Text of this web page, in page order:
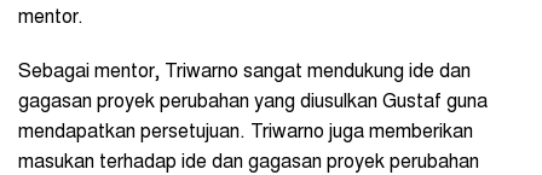
mentor.
Sebagai mentor, Triwarno sangat mendukung ide dan
gagasan proyek perubahan yang diusulkan Gustaf guna
mendapatkan persetujuan. Triwarno juga memberikan
masukan terhadap ide dan gagasan proyek perubahan